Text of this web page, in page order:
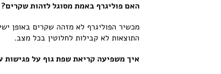
האם פוליגרף באמת מסוגל לזהות שקרים?
מכשיר הפוליגרף לא מזהה שקרים באופן
התוצאות לא קבילות לחלוטין בכל מצב.
איך משפיעה קריאת שפת גוף על פגישות